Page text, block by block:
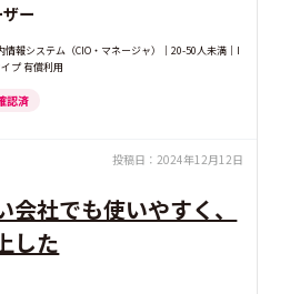
ー
情報システム（CIO・マネージャ）｜20-50人未満｜I
プ 有償利用
認済
投稿日： 2024年12月12日
社でも使いやすく、
した